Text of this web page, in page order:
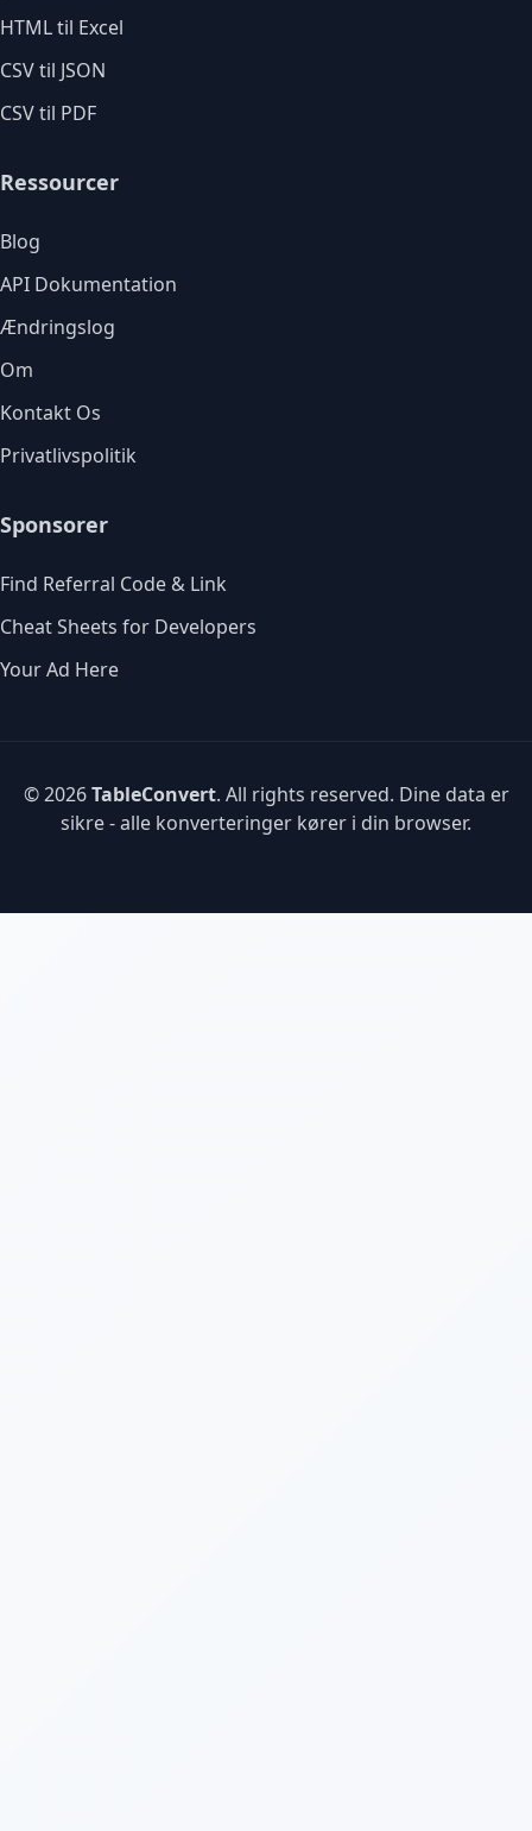
HTML til Excel
CSV til JSON
CSV til PDF
Ressourcer
Blog
API Dokumentation
Ændringslog
Om
Kontakt Os
Privatlivspolitik
Sponsorer
Find Referral Code & Link
Cheat Sheets for Developers
Your Ad Here
© 2026TableConvert. All rights reserved. Dine data er
sikre - alle konverteringer kører i din browser.